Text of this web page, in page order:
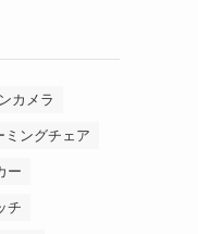
カメラ
ミングチェア
ー
チ